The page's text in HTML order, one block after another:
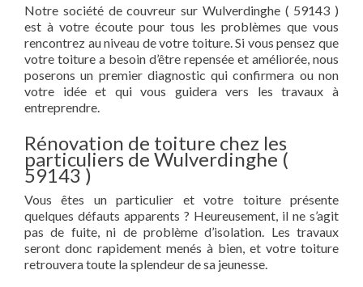
Notre société de couvreur sur Wulverdinghe ( 59143 )
est à votre écoute pour tous les problèmes que vous
rencontrez au niveau de votre toiture. Si vous pensez que
votre toiture a besoin d’être repensée et améliorée, nous
poserons un premier diagnostic qui confirmera ou non
votre idée et qui vous guidera vers les travaux à
entreprendre.
Rénovation de toiture chez les
particuliers de Wulverdinghe (
59143 )
Vous êtes un particulier et votre toiture présente
quelques défauts apparents ? Heureusement, il ne s’agit
pas de fuite, ni de problème d’isolation. Les travaux
seront donc rapidement menés à bien, et votre toiture
retrouvera toute la splendeur de sa jeunesse.